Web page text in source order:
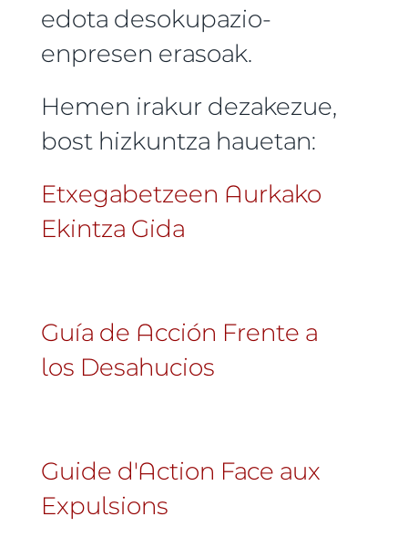
edota desokupazio-
enpresen erasoak.
Hemen irakur dezakezue,
bost hizkuntza hauetan:
Etxegabetzeen Aurkako
Ekintza Gida
Guía de Acción Frente a
los Desahucios
Guide d'Action Face aux
Expulsions